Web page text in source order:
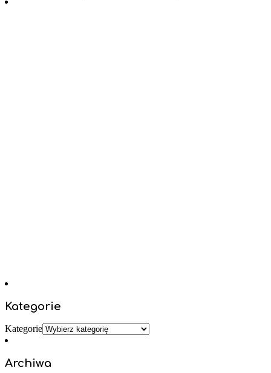
Kategorie
Kategorie
Archiwa